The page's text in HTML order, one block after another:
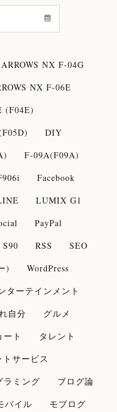
ARROWS NX F-04G
NX F-06E
(F04E)
DIY
F-09A(F09A)
Facebook
LUMIX G1
PayPal
RSS
SEO
)
WordPress
ターテインメント
自分
グルメ
ト
タレント
トサービス
ラミング
ブログ論
バイル モブログ